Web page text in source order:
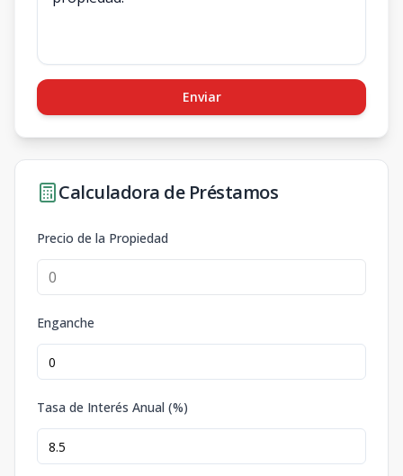
Enviar
Calculadora de Préstamos
Precio de la Propiedad
Enganche
Tasa de Interés Anual (%)